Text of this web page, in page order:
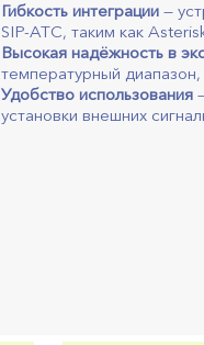
Гибкость интеграции —
SIP-АТС, таким как
Высокая надёжность в
температурный диапазон,
Удобство использования
установки внешних